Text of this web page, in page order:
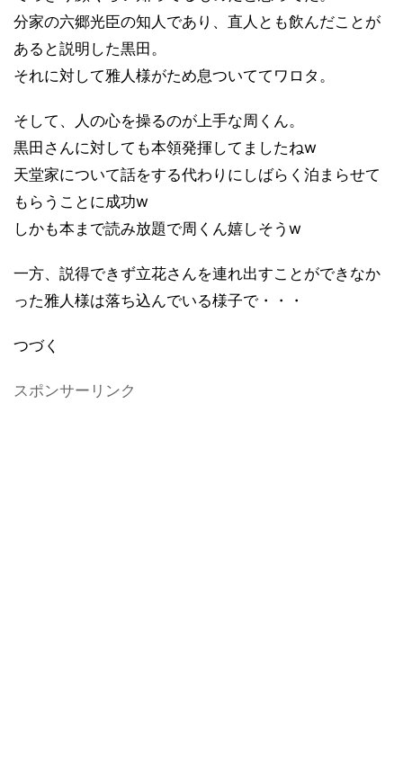
分家の六郷光臣の知人であり、直人とも飲んだことが
あると説明した黒田。
それに対して雅人様がため息ついててワロタ。
そして、人の心を操るのが上手な周くん。
黒田さんに対しても本領発揮してましたねw
天堂家について話をする代わりにしばらく泊まらせて
もらうことに成功w
しかも本まで読み放題で周くん嬉しそうw
一方、説得できず立花さんを連れ出すことができなか
った雅人様は落ち込んでいる様子で・・・
つづく
スポンサーリンク